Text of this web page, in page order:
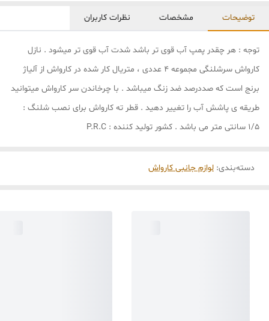
توضیحات مشخصات نظرات کاربران
توجه : هر چقدر پمپ آب قوی تر باشد شدت آب قوی تر میشود . نازل
کارواش سرشلنگی مجموعه 4 عددی ، متریال کار شده در کارواش از آلیاژ
برنج است که صددرصد ضد زنگ میباشد . با چرخاندن سر کارواش میتوانید
طریقه ی پاشش آب را تغییر دهید . قطر ته کارواش برای نصب شلنگ :
1/5 سانتی متر می باشد . کشور تولید کننده : P.R.C
دسته‌بندی: لوازم جانبی کارواش